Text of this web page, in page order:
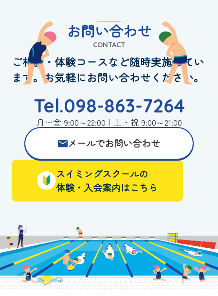
お問い合わせ
CONTACT
ご相談・体験コースなど随時実施してい
ます。お気軽にお問い合わせください。
Tel.098-863-7264
月〜金 9:00～22:00｜土・祝 9:00～21:00
メールでお問い合わせ
スイミングスクールの
体験・入会案内はこちら